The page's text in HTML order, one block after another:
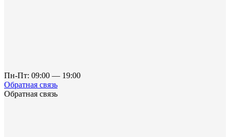
Пн-Пт: 09:00 — 19:00
Обратная связь
Обратная связь